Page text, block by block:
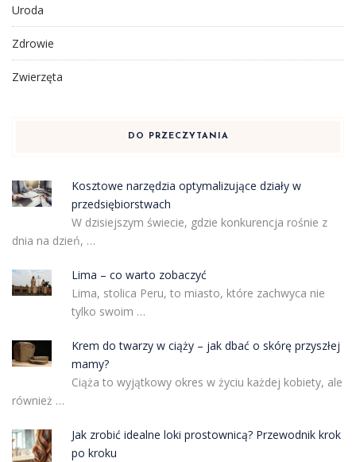
Uroda
Zdrowie
Zwierzęta
DO PRZECZYTANIA
Kosztowe narzędzia optymalizujące działy w
przedsiębiorstwach
W dzisiejszym świecie, gdzie konkurencja rośnie z
dnia na dzień, …
Lima – co warto zobaczyć
Lima, stolica Peru, to miasto, które zachwyca nie
tylko swoim …
Krem do twarzy w ciąży – jak dbać o skórę przyszłej
mamy?
Ciąża to wyjątkowy okres w życiu każdej kobiety, ale
również …
Jak zrobić idealne loki prostownicą? Przewodnik krok
po kroku